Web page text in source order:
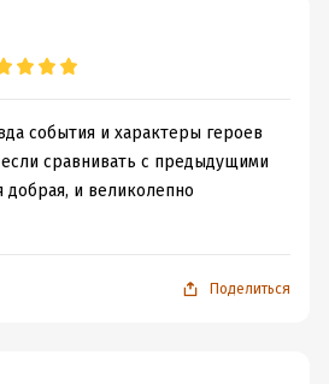
события и характеры героев
сравнивать с предыдущими
добрая, и великолепно
Поделиться